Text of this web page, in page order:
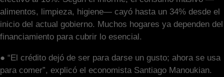
alimentos, limpieza, higiene— cayó hasta un 34% desde el
inicio del actual gobierno. Muchos hogares ya dependen del
financiamiento para cubrir lo esencial.
● “El crédito dejó de ser para darse un gusto; ahora se usa
para comer”, explicó el economista Santiago Manoukian.